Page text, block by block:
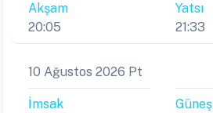
Akşam
20:05
Yatsı
21:33
10 Ağustos 2026 Pt
İmsak
Güneş